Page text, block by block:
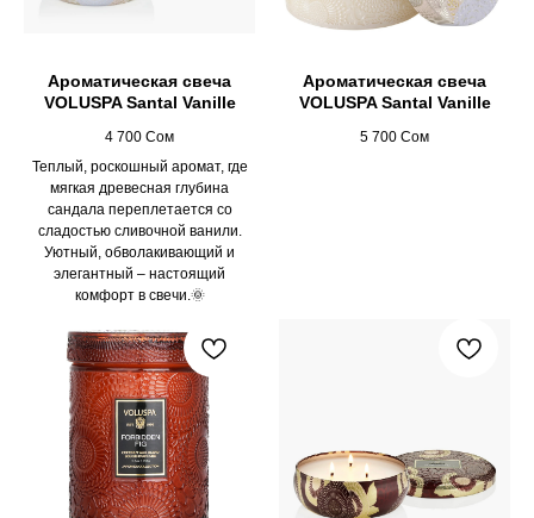
Ароматическая свеча
VOLUSPA Santal Vanille
4 700 Сом
Теплый, роскошный аромат, где
мягкая древесная глубина
сандала переплетается со
сладостью сливочной ванили.
Уютный, обволакивающий и
элегантный – настоящий
комфорт в свечи.🌞
Ароматическая свеча
VOLUSPA Santal Vanille
5 700 Сом